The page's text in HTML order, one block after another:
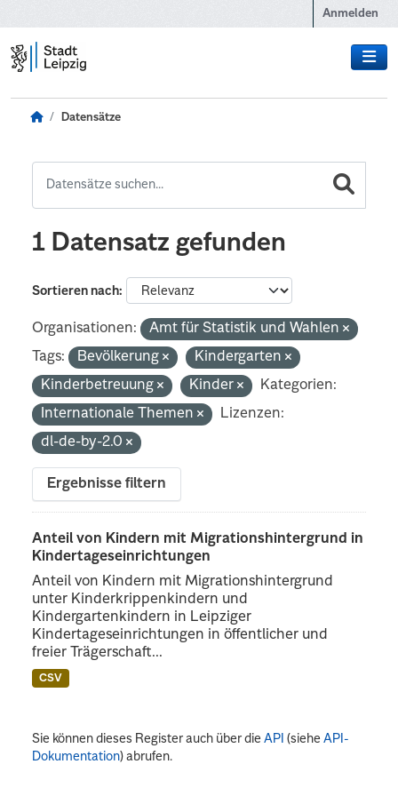
Anmelden
Datensätze
1 Datensatz gefunden
Sortieren nach
Organisationen:
Amt für Statistik und Wahlen
Tags:
Bevölkerung
Kindergarten
Kinderbetreuung
Kinder
Kategorien:
Internationale Themen
Lizenzen:
dl-de-by-2.0
Ergebnisse filtern
Anteil von Kindern mit Migrationshintergrund in
Kindertageseinrichtungen
Anteil von Kindern mit Migrationshintergrund
unter Kinderkrippenkindern und
Kindergartenkindern in Leipziger
Kindertageseinrichtungen in öffentlicher und
freier Trägerschaft...
CSV
Sie können dieses Register auch über dieAPI (sieheAPI-
Dokumentation) abrufen.